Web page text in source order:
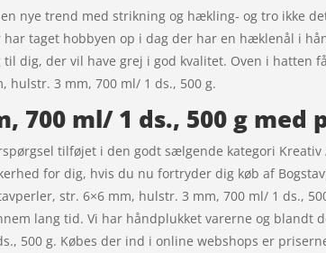
nye trend med strikning og hækling- og tro ikke
taget hobbyen op i dag der har en hæklenål i
der vil have grej i god kvalitet. Oven i hatten
hulstr. 3 mm, 700 ml/ 1 ds., 500 g.
700 ml/ 1 ds., 500 g med
tilføjet i den godt sælgende kategori Kreativ
for dig, hvis du nu fortryder dig køb af
str. 6×6 mm, hulstr. 3 mm, 700 ml/ 1 ds.,
lang tid. Vi har håndplukket varerne og blandt
500 g. Købes der ind i online webshops er